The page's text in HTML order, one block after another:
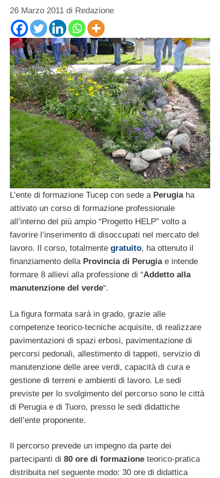
26 Marzo 2011 di Redazione
L’ente di formazione Tucep con sede a Perugiaha
attivato un corso di formazione professionale
all’interno del più ampio “Progetto HELP” volto a
favorire l’inserimento di disoccupati nel mercato del
lavoro. Il corso, totalmente gratuito, ha ottenuto il
finanziamento della Provincia di Perugiae intende
formare 8 allievi alla professione di “Addetto alla
manutenzione del verde“.
La figura formata sarà in grado, grazie alle
competenze teorico-tecniche acquisite, di realizzare
pavimentazioni di spazi erbosi, pavimentazione di
percorsi pedonali, allestimento di tappeti, servizio di
manutenzione delle aree verdi, capacità di cura e
gestione di terreni e ambienti di lavoro. Le sedi
previste per lo svolgimento del percorso sono le città
di Perugia e di Tuoro, presso le sedi didattiche
dell’ente proponente.
Il percorso prevede un impegno da parte dei
partecipanti di 80 ore di formazione teorico-pratica
distribuita nel seguente modo: 30 ore di didattica